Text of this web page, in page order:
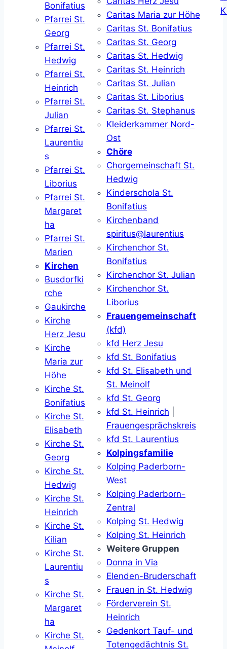
Bonifatius
Pfarrei St.
Georg
Pfarrei St.
Hedwig
Pfarrei St.
Heinrich
Pfarrei St.
Julian
Pfarrei St.
Laurentiu
s
Pfarrei St.
Liborius
Pfarrei St.
Margaret
ha
Pfarrei St.
Marien
Kirchen
Busdorfki
rche
Gaukirche
Kirche
Herz Jesu
Kirche
Maria zur
Höhe
Kirche St.
Bonifatius
Kirche St.
Elisabeth
Kirche St.
Georg
Kirche St.
Hedwig
Kirche St.
Heinrich
Kirche St.
Kilian
Kirche St.
Laurentiu
s
Kirche St.
Margaret
ha
Kirche St.
Caritas Maria zur Höhe
Caritas St. Bonifatius
Caritas St. Georg
Caritas St. Hedwig
Caritas St. Heinrich
Caritas St. Julian
Caritas St. Liborius
Caritas St. Stephanus
Kleiderkammer Nord-
Ost
Chöre
Chorgemeinschaft St.
Hedwig
Kinderschola St.
Bonifatius
Kirchenband
spiritus@laurentius
Kirchenchor St.
Bonifatius
Kirchenchor St. Julian
Kirchenchor St.
Liborius
Frauengemeinschaft
(kfd)
kfd Herz Jesu
kfd St. Bonifatius
kfd St. Elisabeth und
St. Meinolf
kfd St. Georg
kfd St. Heinrich
Frauengesprächskreis
kfd St. Laurentius
Kolpingsfamilie
Kolping Paderborn-
West
Kolping Paderborn-
Zentral
Kolping St. Hedwig
Kolping St. Heinrich
Weitere Gruppen
Donna in Via
Elenden-Bruderschaft
Frauen in St. Hedwig
Förderverein St.
Heinrich
Gedenkort Tauf- und
Totengedächtnis St.